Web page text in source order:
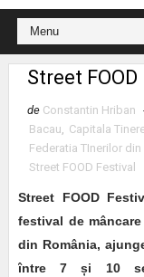
Street
de Constantin Hriban
Bacau, Capitala
Federatia TInerilor din
Street FOOD Festival
Street FOOD
festival de
din România,
între 7 și 10